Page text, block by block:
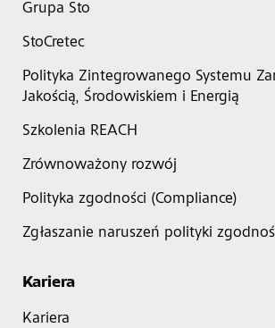
Grupa Sto
StoCretec
Polityka Zintegrowanego Systemu
Jakością, Środowiskiem i Energią
Szkolenia REACH
Zrównoważony rozwój
Polityka zgodności (Compliance)
Zgłaszanie naruszeń polityki
Kariera
Kariera